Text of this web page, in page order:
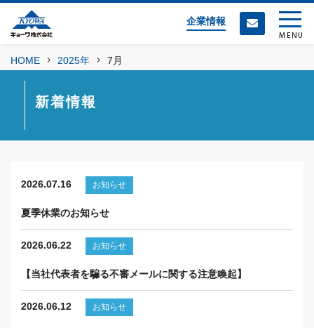
企業情報
MENU
HOME 2025年 7月
新着情報
2026.07.16 お知らせ
夏季休業のお知らせ
2026.06.22 お知らせ
【当社代表者を騙る不審メールに関する注意喚起】
2026.06.12 お知らせ